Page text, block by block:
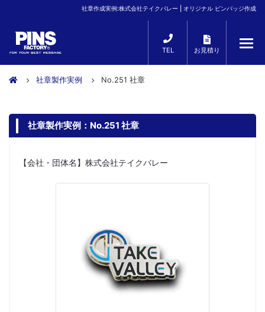
社章作成実例:株式会社テイクバレー | オリジナル ピンバッジ作成
TEL お見積り
社章製作実例 No.251 社章
社章製作実例：No.251 社章
【会社・団体名】株式会社テイクバレー